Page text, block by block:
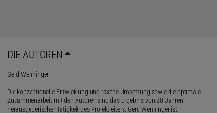
DIE AUTOREN
Gerd Wenninger
Die konzeptionelle Entwicklung und rasche Umsetzung sowie die optimale
Zusammenarbeit mit den Autoren sind das Ergebnis von 20 Jahren
herausgeberischer Tätigkeit des Projektleiters. Gerd Wenninger ist